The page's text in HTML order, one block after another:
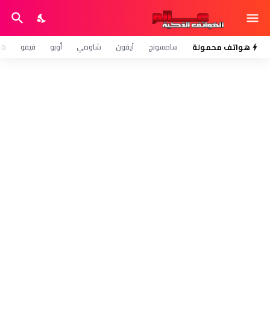
هواتف محمولة سامسونج آيفون شاومي أوبو فيفو